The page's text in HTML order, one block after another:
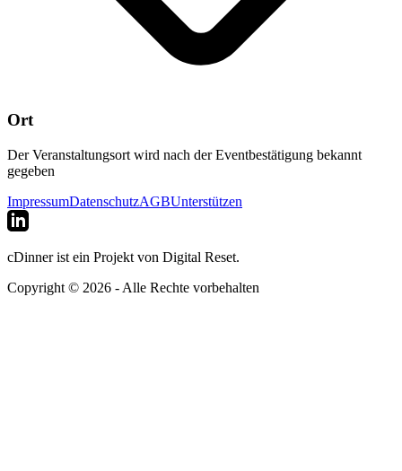
Ort
Der Veranstaltungsort wird nach der Eventbestätigung bekannt
gegeben
ImpressumDatenschutzAGBUnterstützen
cDinner ist ein Projekt von Digital Reset.
Copyright © 2026 - Alle Rechte vorbehalten